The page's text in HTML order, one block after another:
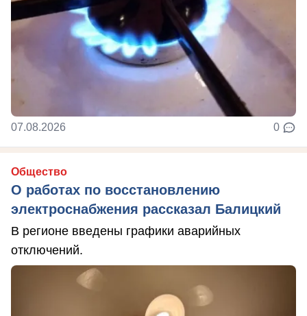
07.08.2026 0
Общество
О работах по восстановлению
электроснабжения рассказал Балицкий
В регионе введены графики аварийных
отключений.